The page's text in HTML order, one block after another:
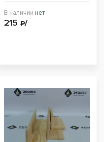
В наличии нет
215 ₽/